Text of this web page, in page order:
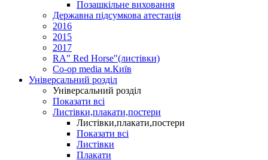
Позашкільне виховання
Державна підсумкова атестація
2016
2015
2017
RA" Red Horse"(листівки)
Co-op media м.Київ
Універсальний розділ
Універсальний розділ
Показати всі
Листівки,плакати,постери
Листівки,плакати,постери
Показати всі
Листівки
Плакати